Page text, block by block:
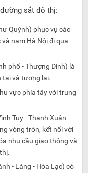
sắt đô thị:
Quỳnh) phục vụ các
nam Hà Nội đi qua
phố - Thượng Đình) là
tại và tương lai.
vực phía tây với trung
Tuy - Thanh Xuân -
vòng tròn, kết nối với
nhu cầu giao thông và
- Láng - Hòa Lạc) có